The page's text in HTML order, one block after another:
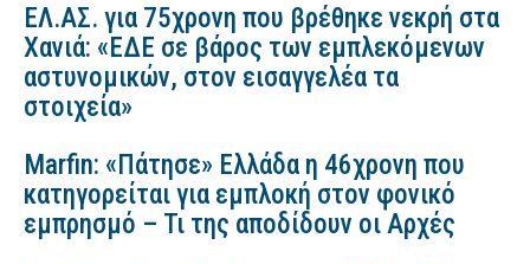
ΕΛ.ΑΣ. για 75χρονη που βρέθηκε νεκρή στα
Χανιά: «ΕΔΕ σε βάρος των εμπλεκόμενων
αστυνομικών, στον εισαγγελέα τα
στοιχεία»
Marfin: «Πάτησε» Ελλάδα η 46χρονη που
κατηγορείται για εμπλοκή στον φονικό
εμπρησμό – Τι της αποδίδουν οι Αρχές